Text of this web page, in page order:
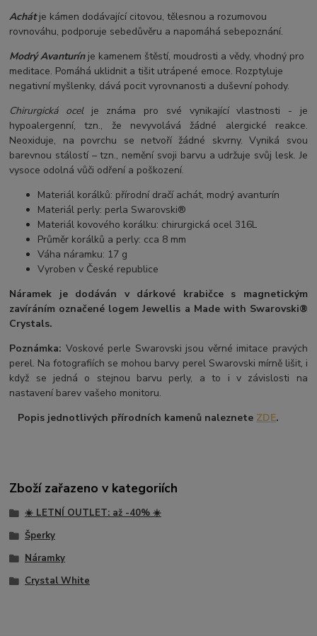
Achátje kámen dodávající citovou, tělesnou a rozumovou
rovnováhu, podporuje sebedůvěru a napomáhá sebepoznání.
Modrý Avanturínje kamenem štěstí, moudrosti a vědy, vhodný pro
meditace. Pomáhá uklidnit a tišit utrápené emoce. Rozptyluje
negativní myšlenky, dává pocit vyrovnanosti a duševní pohody.
Chirurgická ocelje známa pro své vynikající vlastnosti - je
hypoalergenní, tzn., že nevyvolává žádné alergické reakce.
Neoxiduje, na povrchu se netvoří žádné skvrny. Vyniká svou
barevnou stálostí – tzn., nemění svoji barvu a udržuje svůj lesk. Je
vysoce odolná vůči odření a poškození.
Materiál korálků: přírodní dračí achát, modrý avanturín
Materiál perly: perla Swarovski®
Materiál kovového korálku: chirurgická ocel 316L
Průměr korálků a perly: cca 8 mm
Váha náramku: 17 g
Vyroben v České republice
Náramek je dodáván v dárkové krabičce s magnetickým
zavíráním označené logem Jewellis a Made with Swarovski®
Crystals.
Poznámka: Voskové perle Swarovski jsou věrné imitace pravých
perel. Na fotografiích se mohou barvy perel Swarovski mírně lišit, i
když se jedná o stejnou barvu perly, a to i v závislosti na
nastavení barev vašeho monitoru.
Popis jednotlivých přírodních kamenů naleznete ZDE.
Zboží zařazeno v kategoriích
☀️ LETNÍ OUTLET: až -40% ☀️
Šperky
Náramky
Crystal White